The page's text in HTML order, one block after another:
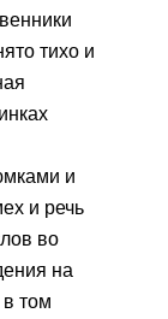
тихо и
и
и речь
во
на
том